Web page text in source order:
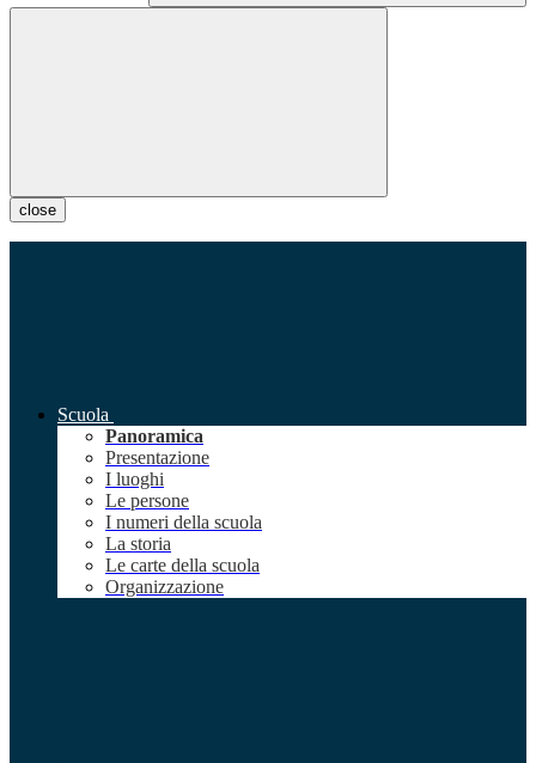
close
Scuola
Panoramica
Presentazione
I luoghi
Le persone
I numeri della scuola
La storia
Le carte della scuola
Organizzazione